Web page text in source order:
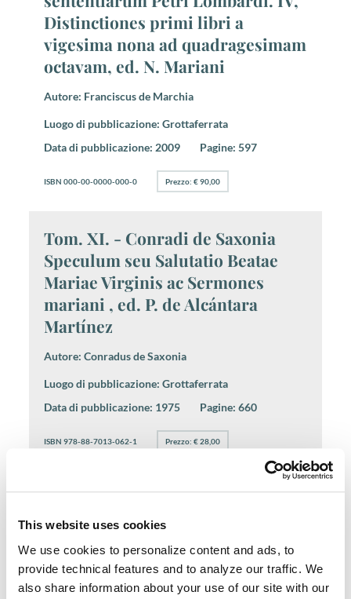
This website uses cookies
We use cookies to personalize content and ads, to
provide technical features and to analyze our traffic. We
also share information about your use of our site with our
Distinctiones primi libri a
vigesima nona ad quadragesimam
octavam, ed. N. Mariani
Autore: Franciscus de Marchia
Luogo di pubblicazione: Grottaferrata
Data di pubblicazione: 2009 Pagine: 597
ISBN 000-00-0000-000-0 Prezzo: € 90,00
Tom. XI. - Conradi de Saxonia
Speculum seu Salutatio Beatae
Mariae Virginis ac Sermones
mariani , ed. P. de Alcántara
Martínez
Autore: Conradus de Saxonia
Luogo di pubblicazione: Grottaferrata
Data di pubblicazione: 1975 Pagine: 660
ISBN 978-88-7013-062-1 Prezzo: € 28,00
Tom. X. - Fr. Matthaei ab
Aquasparta Sermones de S.
Francisco, de S. Antonio et de S.
Clara. Appendix: Sermo De
potestate papae, ed. G. Gál